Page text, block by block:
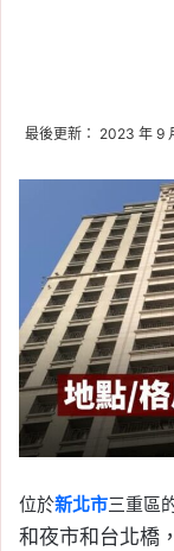
最後更新： 2023 年 9
位於新北市三重區
和夜市和台北橋